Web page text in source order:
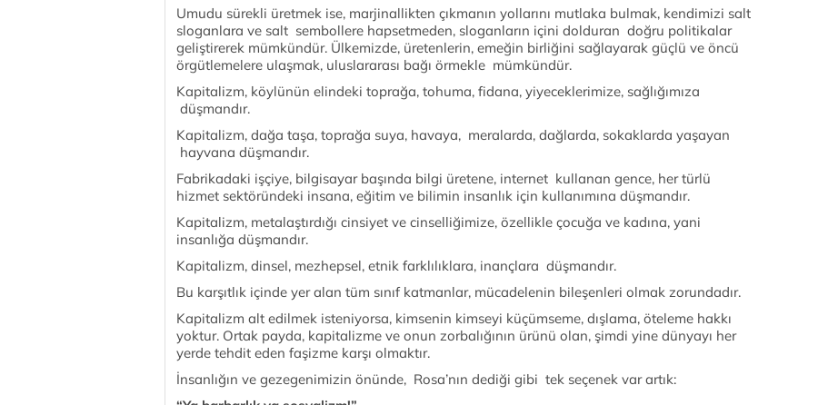
Umudu sürekli üretmek ise, marjinallikten çıkmanın yollarını mutlaka bulmak, kendimizi salt
sloganlara ve salt sembollere hapsetmeden, sloganların içini dolduran doğru politikalar
geliştirerek mümkündür. Ülkemizde, üretenlerin, emeğin birliğini sağlayarak güçlü ve öncü
örgütlemelere ulaşmak, uluslararası bağı örmekle mümkündür.
Kapitalizm, köylünün elindeki toprağa, tohuma, fidana, yiyeceklerimize, sağlığımıza
düşmandır.
Kapitalizm, dağa taşa, toprağa suya, havaya, meralarda, dağlarda, sokaklarda yaşayan
hayvana düşmandır.
Fabrikadaki işçiye, bilgisayar başında bilgi üretene, internet kullanan gence, her türlü
hizmet sektöründeki insana, eğitim ve bilimin insanlık için kullanımına düşmandır.
Kapitalizm, metalaştırdığı cinsiyet ve cinselliğimize, özellikle çocuğa ve kadına, yani
insanlığa düşmandır.
Kapitalizm, dinsel, mezhepsel, etnik farklılıklara, inançlara düşmandır.
Bu karşıtlık içinde yer alan tüm sınıf katmanlar, mücadelenin bileşenleri olmak zorundadır.
Kapitalizm alt edilmek isteniyorsa, kimsenin kimseyi küçümseme, dışlama, öteleme hakkı
yoktur. Ortak payda, kapitalizme ve onun zorbalığının ürünü olan, şimdi yine dünyayı her
yerde tehdit eden faşizme karşı olmaktır.
İnsanlığın ve gezegenimizin önünde, Rosa’nın dediği gibi tek seçenek var artık: